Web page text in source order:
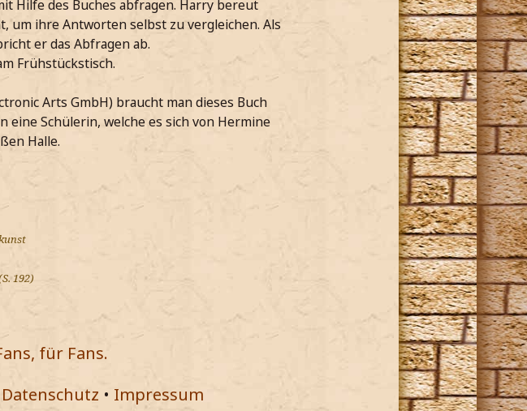
Hilfe des Buches abfragen. Harry bereut
um ihre Antworten selbst zu vergleichen. Als
er das Abfragen ab.
Frühstückstisch.
Arts GmbH) braucht man dieses Buch
Schülerin, welche es sich von Hermine
Halle.
192)
für Fans.
Datenschutz • Impressum